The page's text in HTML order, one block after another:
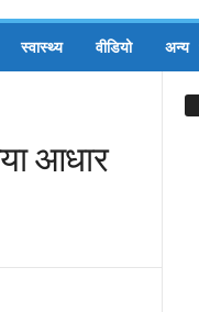
स्वास्थ्य वीडियो अन्य
आधार